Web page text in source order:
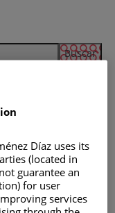
O DETERIORO
por
Díaz uses its
(located in
guarantee an
for user
services